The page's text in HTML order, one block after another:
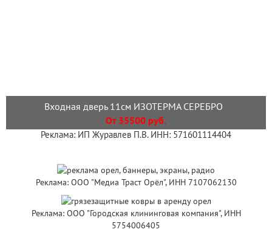
Входная дверь 11см ИЗОТЕРМА СЕРЕБРО
От 35500 руб.
Реклама: ИП Журавлев П.В. ИНН: 571601114404
Реклама: ООО "Медиа Траст Орёл", ИНН 7107062130
Реклама: ООО "Городская клининговая компания", ИНН
5754006405